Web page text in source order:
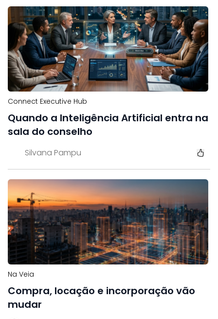
Connect Executive Hub
Quando a Inteligência Artificial entra na
sala do conselho
Silvana Pampu
Na Veia
Compra, locação e incorporação vão
mudar